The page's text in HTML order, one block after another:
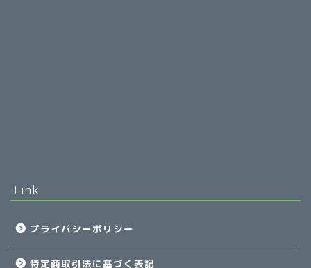
Link
プライバシーポリシー
特定商取引法に基づく表記